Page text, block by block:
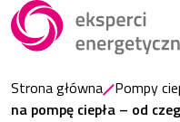
Strona główna Pompy
na pompę ciepła – od